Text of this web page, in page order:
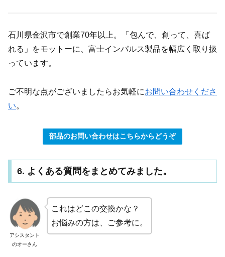
石川県金沢市で創業70年以上。「包んで、創って、喜ば
れる」をモットーに、富士インパルス製品を幅広く取り扱
っています。
ご不明な点がございましたらお気軽にお問い合わせくださ
い。
部品のお問い合わせはこちらからどうぞ
6. よくある質問をまとめてみました。
アシスタント
のオーさん
これはどこの交換かな？
お悩みの方は、ご参考に。